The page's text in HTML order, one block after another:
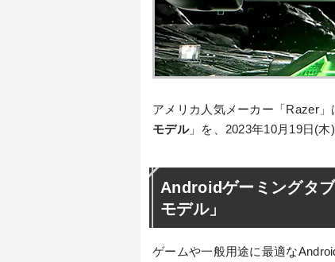
アメリカ人気メーカー「Razer
モデル」を、2023年10月19日(木
Androidゲーミングタ
モデル」
ゲームや一般用途に最適な